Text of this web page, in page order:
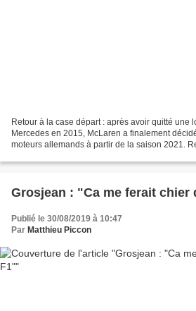
Retour à la case départ : après avoir quitté une
Mercedes en 2015, McLaren a finalement
moteurs allemands à partir de la saison 2021.
Grosjean : "Ca me ferait chier
Publié le 30/08/2019 à 10:47
Par Matthieu Piccon